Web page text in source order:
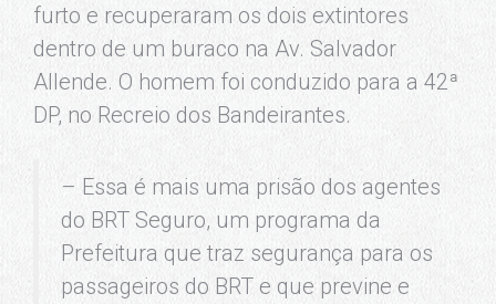
furto e recuperaram os dois extintores
dentro de um buraco na Av. Salvador
Allende. O homem foi conduzido para a 42ª
DP, no Recreio dos Bandeirantes.
– Essa é mais uma prisão dos agentes
do BRT Seguro, um programa da
Prefeitura que traz segurança para os
passageiros do BRT e que previne e